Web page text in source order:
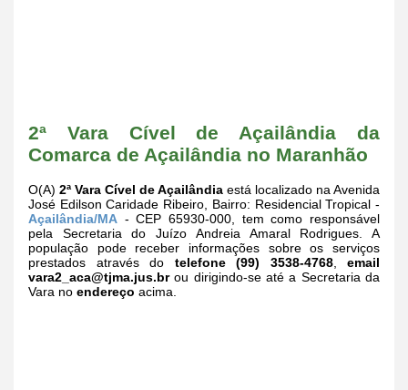
2ª Vara Cível de Açailândia da
Comarca de Açailândia no Maranhão
O(A) 2ª Vara Cível de Açailândia está localizado na Avenida
José Edilson Caridade Ribeiro, Bairro: Residencial Tropical -
Açailândia/MA - CEP 65930-000, tem como responsável
pela Secretaria do Juízo Andreia Amaral Rodrigues. A
população pode receber informações sobre os serviços
prestados através do telefone (99) 3538-4768, email
vara2_aca@tjma.jus.brou dirigindo-se até a Secretaria da
Vara no endereço acima.